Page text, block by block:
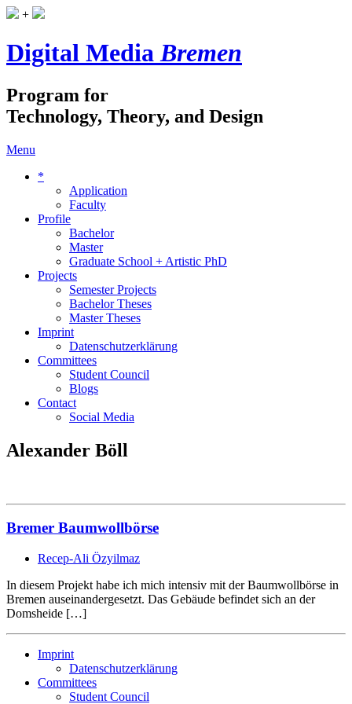
+
Digital MediaBremen
Program for
Technology, Theory, and Design
Menu
*
Application
Faculty
Profile
Bachelor
Master
Graduate School + Artistic PhD
Projects
Semester Projects
Bachelor Theses
Master Theses
Imprint
Datenschutzerklärung
Committees
Student Council
Blogs
Contact
Social Media
Alexander Böll
Bremer Baumwollbörse
Recep-Ali Özyilmaz
In diesem Projekt habe ich mich intensiv mit der Baumwollbörse in
Bremen auseinandergesetzt. Das Gebäude befindet sich an der
Domsheide […]
Imprint
Datenschutzerklärung
Committees
Student Council